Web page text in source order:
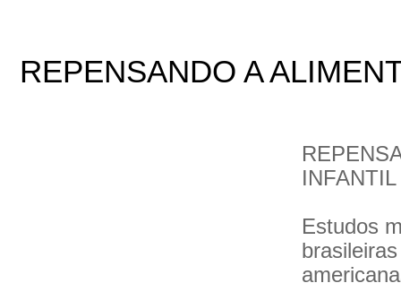
REPENSANDO A
INFANTIL
Estudos